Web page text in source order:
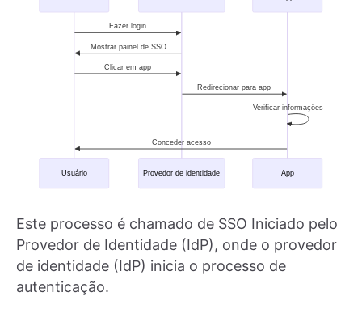
Este processo é chamado de SSO Iniciado pelo
Provedor de Identidade (IdP), onde o provedor
de identidade (IdP) inicia o processo de
autenticação.